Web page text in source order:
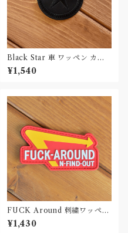
Black Star 車 ワッペン カー
パッチ
¥1,540
FUCK Around 刺繍ワッペン
Patch
¥1,430